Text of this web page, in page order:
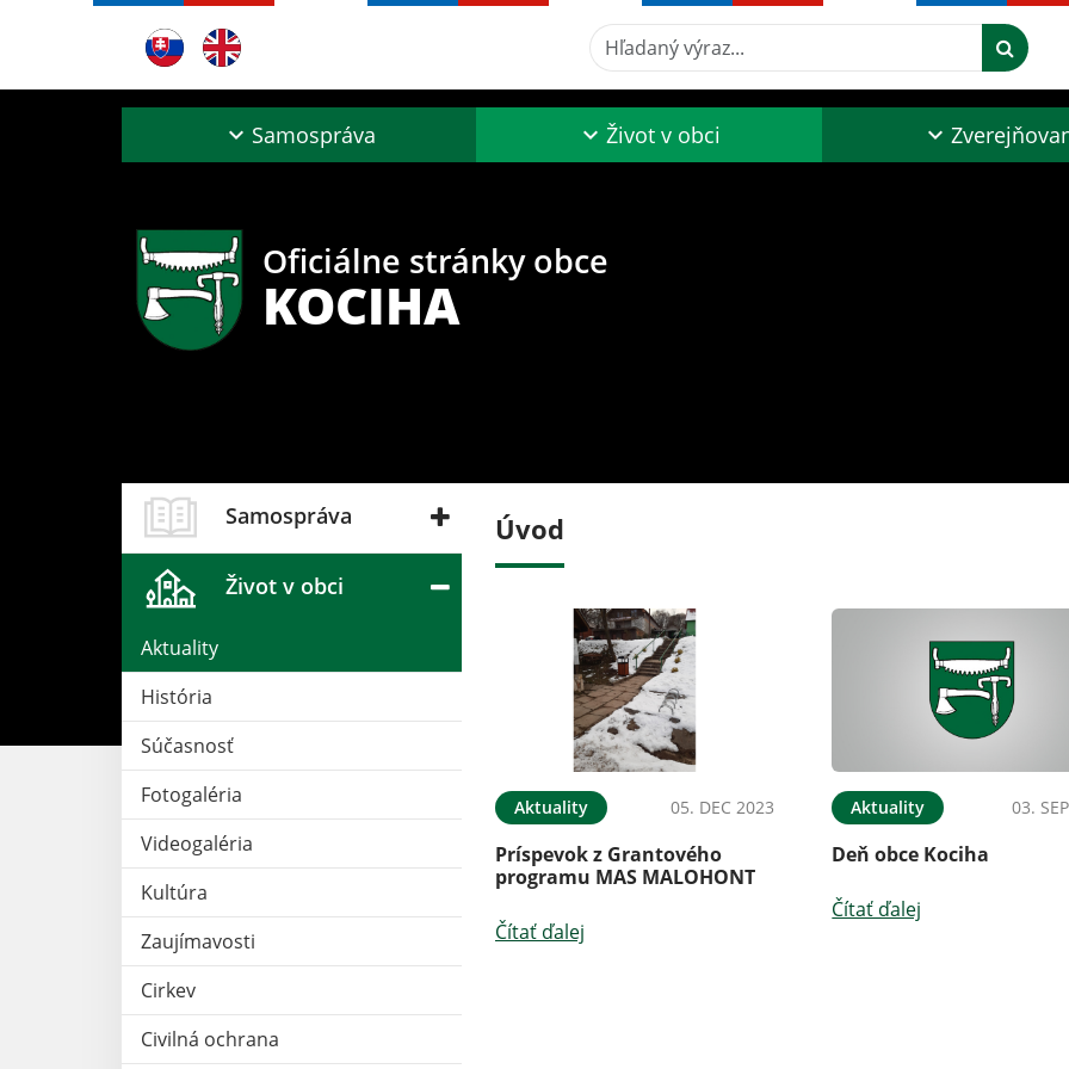
Hľadaný výraz...
Samospráva Život v obci
Oficiálne stránky obce
KOCIHA
Samospráva
Život v obci
Aktuality
História
Súčasnosť
Fotogaléria
Videogaléria
Kultúra
Zaujímavosti
Cirkev
Civilná ochrana
Úvod
03. SEP 2022 Aktuality 05. DEC 2023
Príspevok z Grantového
programu MAS MALOHONT
Čítať ďalej
Aktuality 03.
Deň obce Kociha
Čítať ďalej